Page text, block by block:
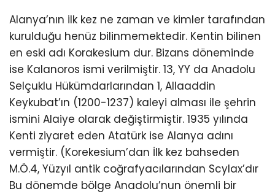
Alanya’nın ilk kez ne zaman ve kimler tarafından
kurulduğu henüz bilinmemektedir. Kentin bilinen
en eski adı Korakesium dur. Bizans döneminde
ise Kalanoros ismi verilmiştir. 13, YY da Anadolu
Selçuklu Hükümdarlarından 1, Allaaddin
Keykubat’ın (1200-1237) kaleyi alması ile şehrin
ismini Alaiye olarak değiştirmiştir. 1935 yılında
Kenti ziyaret eden Atatürk ise Alanya adını
vermiştir. (Korekesium’dan İlk kez bahseden
M.Ö.4, Yüzyıl antik coğrafyacılarından Scylax’dır
Bu dönemde bölge Anadolu’nun önemli bir